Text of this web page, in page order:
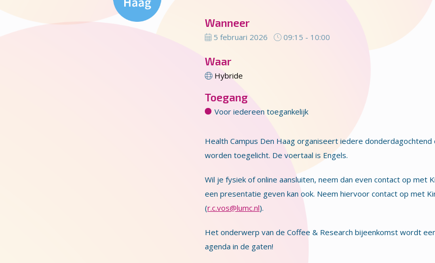
Wanneer
5 februari 2026 09:15 - 10:00
Waar
Hybride
Toegang
Voor iedereen toegankelijk
Health Campus Den Haag organiseert iedere
worden toegelicht. De voertaal is Engels.
Wil je fysiek of online aansluiten, neem dan even contact op met
een presentatie geven kan ook. Neem hiervoor contact op met
(r.c.vos@lumc.nl).
Het onderwerp van de Coffee & Research bijeenkomst wordt
agenda in de gaten!